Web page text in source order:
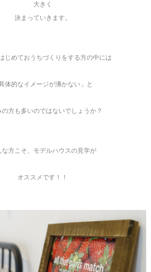
大きく
決まっていきます。
じめておうちづくりをする方の中には
具体的なイメージが沸かない」と
の方も多いのではないでしょうか？
な方こそ、モデルハウスの見学が
オススメです！！